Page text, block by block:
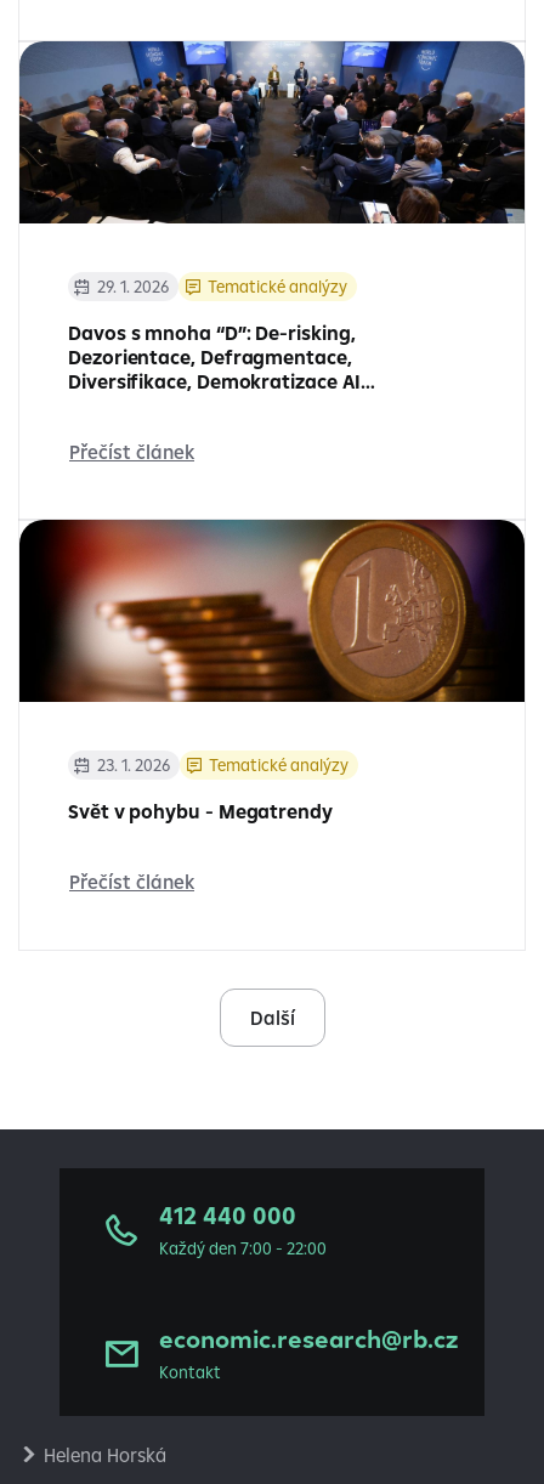
Tematické analýzy
29. 1. 2026
Davos s mnoha “D”: De-risking,
Dezorientace, Defragmentace,
Diversifikace, Demokratizace AI…
Přečíst článek
Tematické analýzy
23. 1. 2026
Svět v pohybu - Megatrendy
Přečíst článek
Další
412 440 000
Každý den 7:00 - 22:00
economic.research@rb.cz
Kontakt
Helena Horská